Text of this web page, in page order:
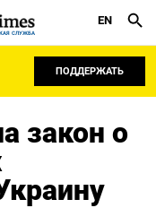
СЛУЖБА
EN
ПОДДЕРЖАТЬ
закон о